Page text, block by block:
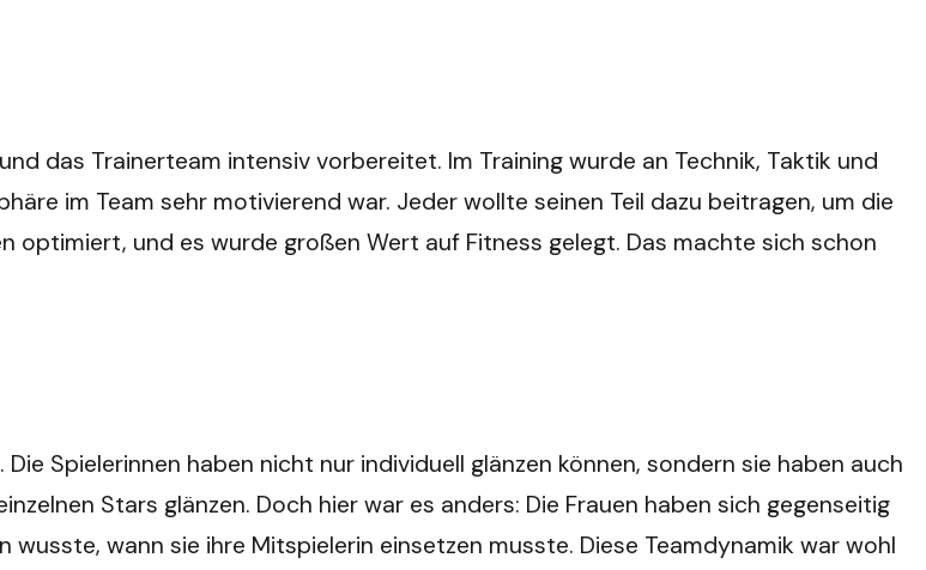
das Trainerteam intensiv vorbereitet. Im Training wurde an Technik, Taktik und
im Team sehr motivierend war. Jeder wollte seinen Teil dazu beitragen, um die
optimiert, und es wurde großen Wert auf Fitness gelegt. Das machte sich schon
Spielerinnen haben nicht nur individuell glänzen können, sondern sie haben auch
Stars glänzen. Doch hier war es anders: Die Frauen haben sich gegenseitig
wann sie ihre Mitspielerin einsetzen musste. Diese Teamdynamik war wohl